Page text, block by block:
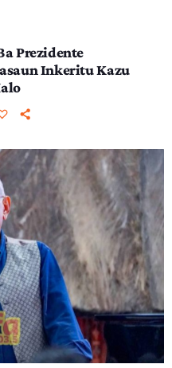
Prezidente
Inkeritu Kazu